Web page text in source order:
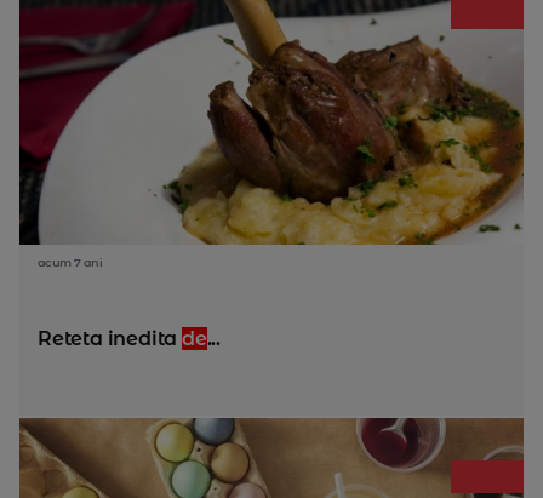
acum 7 ani
Reteta ineditade...